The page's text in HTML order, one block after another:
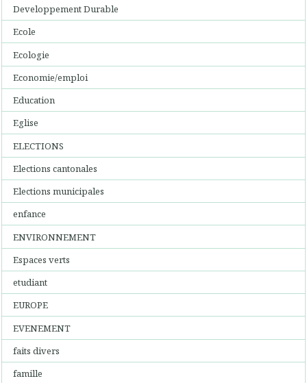
Developpement Durable
Ecole
Ecologie
Economie/emploi
Education
Eglise
ELECTIONS
Elections cantonales
Elections municipales
enfance
ENVIRONNEMENT
Espaces verts
etudiant
EUROPE
EVENEMENT
faits divers
famille